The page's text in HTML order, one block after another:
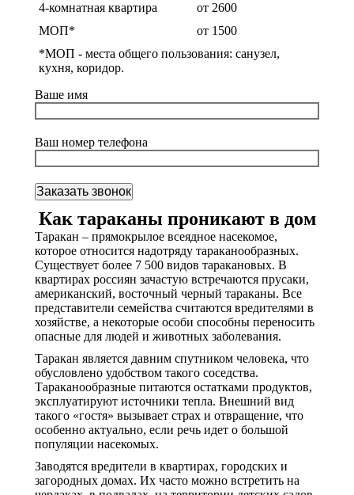
4-комнатная квартира
от 2600
МОП*
от 1500
*МОП - места общего пользования: санузел,
кухня, коридор.
Ваше имя
Ваш номер телефона
Как тараканы проникают в дом
Таракан – прямокрылое всеядное насекомое,
которое относится надотряду тараканообразных.
Существует более 7 500 видов таракановых. В
квартирах россиян зачастую встречаются прусаки,
американский, восточный черный тараканы. Все
представители семейства считаются вредителями в
хозяйстве, а некоторые особи способны переносить
опасные для людей и животных заболевания.
Таракан является давним спутником человека, что
обусловлено удобством такого соседства.
Тараканообразные питаются остатками продуктов,
эксплуатируют источники тепла. Внешний вид
такого «гостя» вызывает страх и отвращение, что
особенно актуально, если речь идет о большой
популяции насекомых.
Заводятся вредители в квартирах, городских и
загородных домах. Их часто можно встретить на